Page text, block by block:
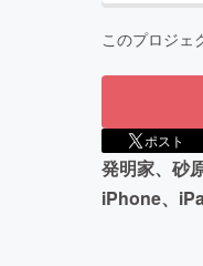
このプロジェ
ポスト
発明家、砂
iPhone、